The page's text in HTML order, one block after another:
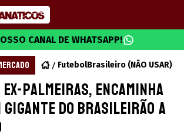
CANAL DE WHATSAPP!
FutebolBrasileiro (NÃO USAR)
Palmeiras, encaminha
gigante do Brasileirão a